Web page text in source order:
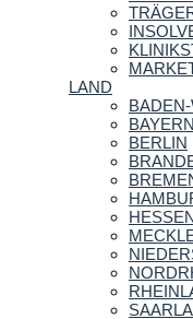
LAND
BAYERN
BERLIN